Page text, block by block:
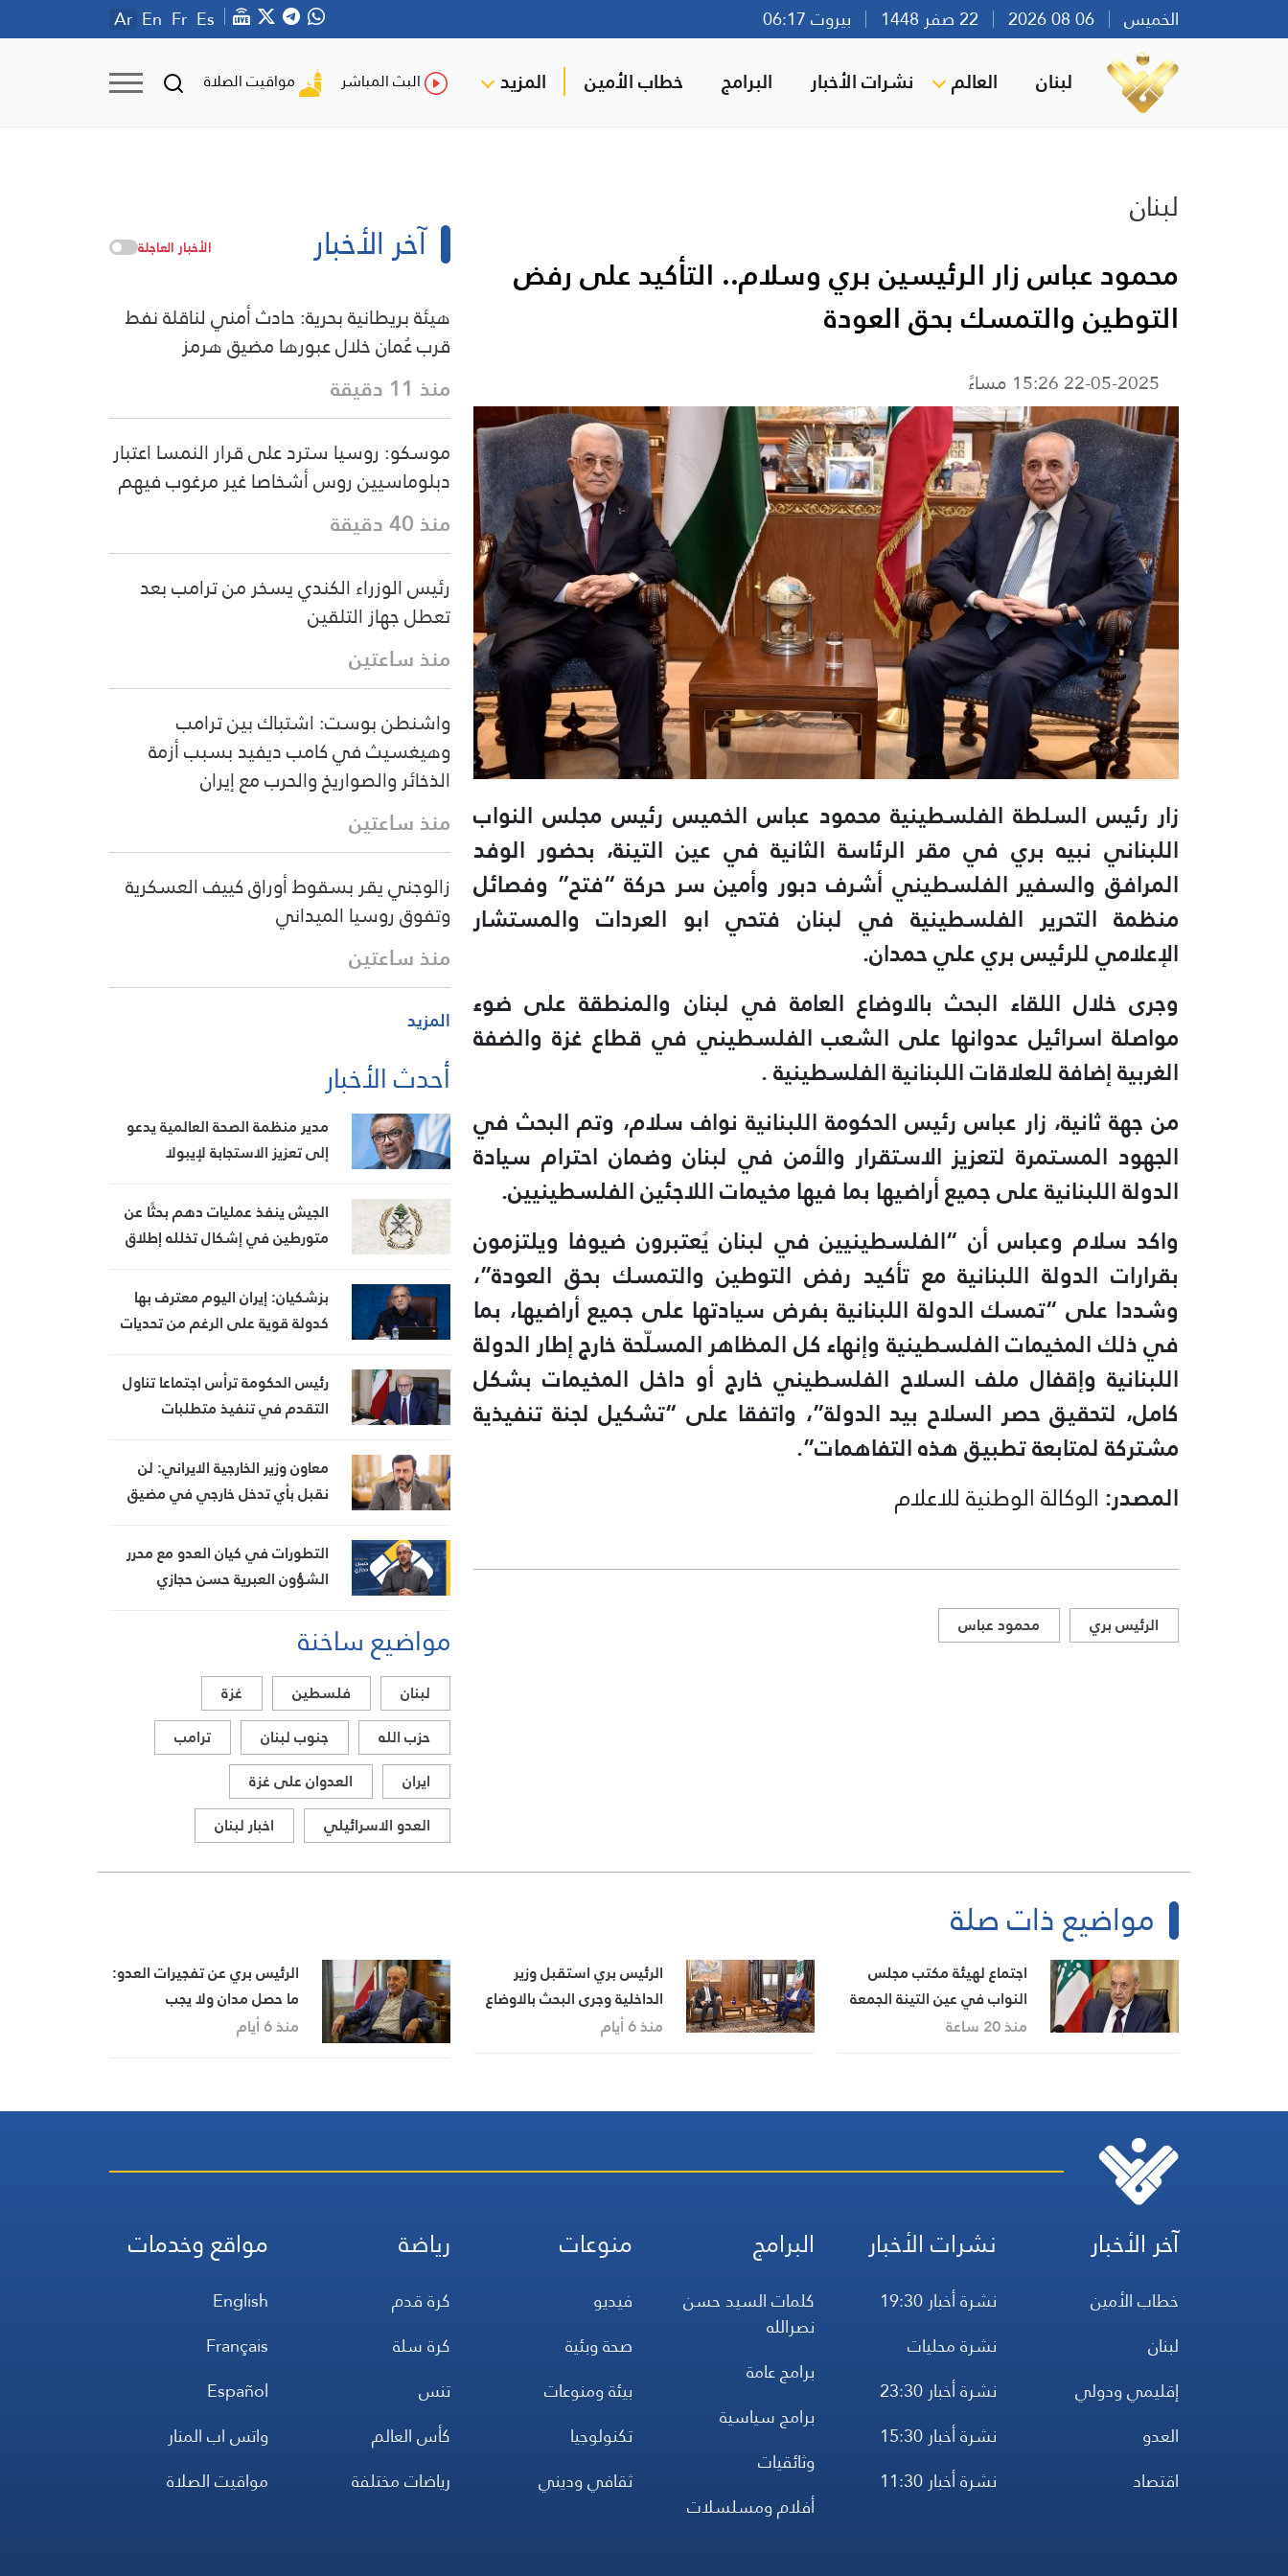
الخميس بيروت 06:17 Ar En Fr Es
لبنان العالم نشرات الأخبار البرامج خطاب الأمين المزيد البث المباشر مواقيت الصلاة
لبنان
محمود عباس زار الرئيسين بري وسلام.. التأكيد على رفض
التوطين والتمسك بحق العودة
22-05-2025 15:26 مساءً
زار رئيس السلطة الفلسطينية محمود عباس الخميس رئيس مجلس النواب
اللبناني نبيه بري في مقر الرئاسة الثانية في عين التينة، بحضور الوفد
المرافق والسفير الفلسطيني أشرف دبور وأمين سر حركة “فتح” وفصائل
منظمة التحرير الفلسطينية في لبنان فتحي ابو العردات والمستشار
الإعلامي للرئيس بري علي حمدان.
وجرى خلال اللقاء البحث بالاوضاع العامة في لبنان والمنطقة على ضوء
مواصلة اسرائيل عدوانها على الشعب الفلسطيني في قطاع غزة والضفة
الغربية إضافة للعلاقات اللبنانية الفلسطينية .
من جهة ثانية، زار عباس رئيس الحكومة اللبنانية نواف سلام، وتم البحث في
الجهود المستمرة لتعزيز الاستقرار والأمن في لبنان وضمان احترام سيادة
الدولة اللبنانية على جميع أراضيها بما فيها مخيمات اللاجئين الفلسطينيين.
واكد سلام وعباس أن “الفلسطينيين في لبنان يُعتبرون ضيوفا ويلتزمون
بقرارات الدولة اللبنانية مع تأكيد رفض التوطين والتمسك بحق العودة”،
وشددا على “تمسك الدولة اللبنانية بفرض سيادتها على جميع أراضيها، بما
في ذلك المخيمات الفلسطينية وإنهاء كل المظاهر المسلّحة خارج إطار الدولة
اللبنانية وإقفال ملف السلاح الفلسطيني خارج أو داخل المخيمات بشكل
كامل، لتحقيق حصر السلاح بيد الدولة”، واتفقا على “تشكيل لجنة تنفيذية
مشتركة لمتابعة تطبيق هذه التفاهمات”.
المصدر: الوكالة الوطنية للاعلام
الرئيس بري محمود عباس
آخر الأخبار الأخبار العاجلة
هيئة بريطانية بحرية: حادث أمني لناقلة نفط
قرب عُمان خلال عبورها مضيق هرمز
منذ 11 دقيقة
موسكو: روسيا سترد على قرار النمسا اعتبار
دبلوماسيين روس أشخاصا غير مرغوب فيهم
منذ 40 دقيقة
رئيس الوزراء الكندي يسخر من ترامب بعد
تعطل جهاز التلقين
منذ ساعتين
واشنطن بوست: اشتباك بين ترامب
وهيغسيث في كامب ديفيد بسبب أزمة
الذخائر والصواريخ والحرب مع إيران
منذ ساعتين
زالوجني يقر بسقوط أوراق كييف العسكرية
وتفوق روسيا الميداني
منذ ساعتين
المزيد
أحدث الأخبار
مدير منظمة الصحة العالمية يدعو
إلى تعزيز الاستجابة لإيبولا
الجيش ينفذ عمليات دهم بحثًا عن
متورطين في إشكال تخلله إطلاق
ويتلف 16 خيمة مزروعة بالماريجوانا
بزشكيان: إيران اليوم معترف بها
كدولة قوية على الرغم من تحديات
رئيس الحكومة ترأس اجتماعا تناول
التقدم في تنفيذ متطلبات
من القائمة الرمادية
معاون وزير الخارجية الايراني: لن
نقبل بأي تدخل خارجي في مضيق
التطورات في كيان العدو مع محرر
الشؤون العبرية حسن حجازي
مواضيع ساخنة
لبنان فلسطين
غزة
حزب الله
جنوب لبنان
ترامب
ايران
العدوان على غزة
العدو الاسرائيلي
اخبار لبنان
مواضيع ذات صلة
اجتماع لهيئة مكتب مجلس
النواب في عين التينة الجمعة
منذ 20 ساعة
الرئيس بري استقبل وزير
الداخلية وجرى البحث بالاوضاع
العامة
منذ 6 أيام
الرئيس بري عن تفجيرات العدو:
ما حصل مدان ولا يجب
السكوت والصمت عنه
منذ 6 أيام
آخر الأخبار
خطاب الأمين
لبنان
إقليمي ودولي
العدو
اقتصاد
نشرات الأخبار
نشرة أخبار 19:30
نشرة محليات
نشرة أخبار 23:30
نشرة أخبار 15:30
نشرة أخبار 11:30
البرامج
كلمات السيد حسن
نصرالله
برامج عامة
برامج سياسية
وثائقيات
أفلام ومسلسلات
منوعات
فيديو
صحة وبئية
بيئة ومنوعات
تكنولوجيا
ثقافي وديني
رياضة
كرة قدم
كرة سلة
تنس
كأس العالم
رياضات مختلفة
مواقع وخدمات
English
Français
Español
واتس اب المنار
مواقيت الصلاة